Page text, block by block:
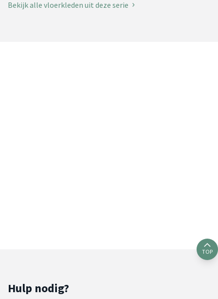
Bekijk alle vloerkleden uit deze serie
TOP
Hulp nodig?